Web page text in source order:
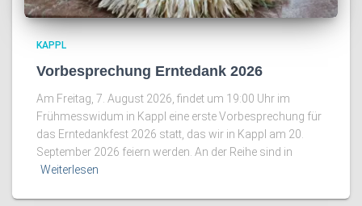
KAPPL
Vorbesprechung Erntedank 2026
Am Freitag, 7. August 2026, findet um 19:00 Uhr im
Frühmesswidum in Kappl eine erste Vorbesprechung für
das Erntedankfest 2026 statt, das wir in Kappl am 20.
September 2026 feiern werden. An der Reihe sind in
Weiterlesen